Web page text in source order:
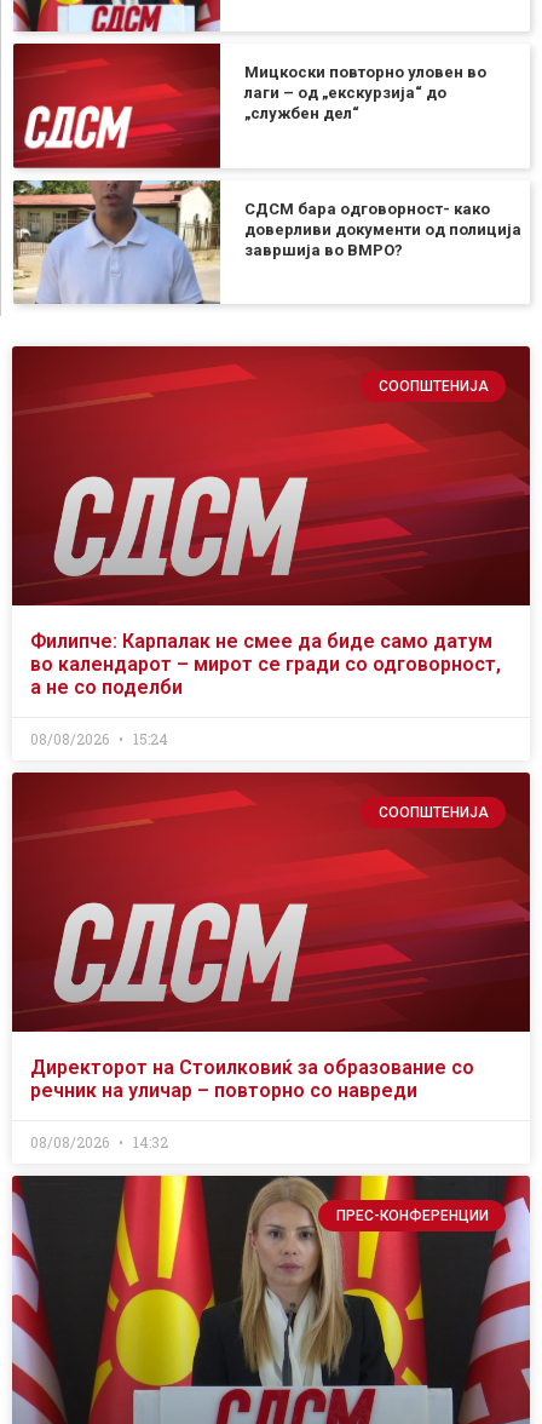
Мицкоски повторно уловен во
лаги – од „екскурзија“ до
„службен дел“
СДСМ бара одговорност- како
доверливи документи од полиција
завршија во ВМРО?
СООПШТЕНИЈА
Филипче: Карпалак не смее да биде само датум
во календарот – мирот се гради со одговорност,
а не со поделби
08/08/2026 15:24
СООПШТЕНИЈА
Директорот на Стоилковиќ за образование со
речник на уличар – повторно со навреди
08/08/2026 14:32
ПРЕС-КОНФЕРЕНЦИИ